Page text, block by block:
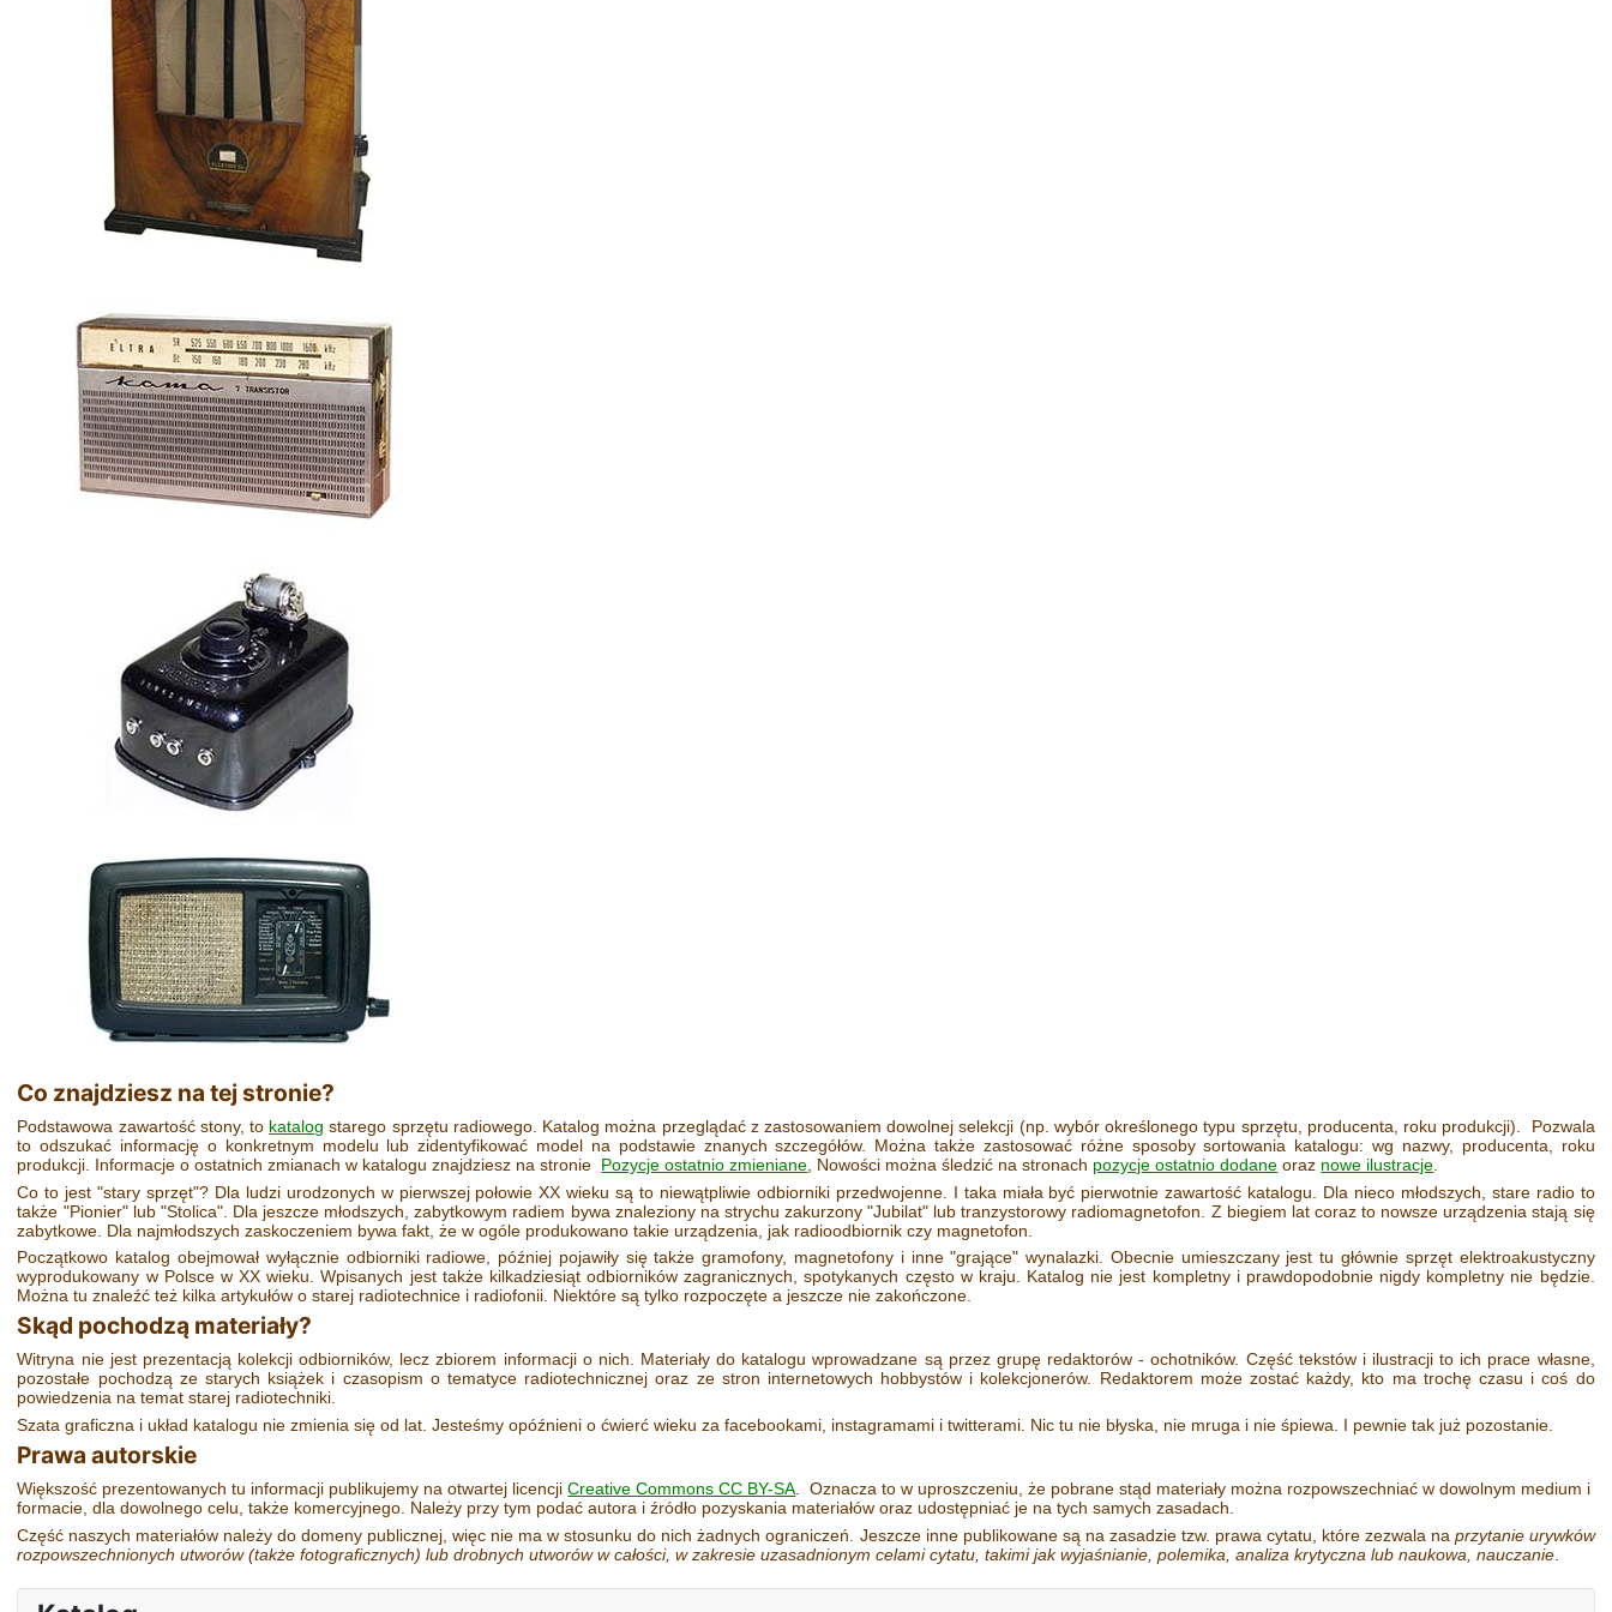
Co znajdziesz na tej stronie?
Podstawowa zawartość stony, to katalog starego sprzętu radiowego. Katalog można przeglądać z zastosowaniem dowolnej selekcji (np. wybór określonego typu sprzętu, producenta, roku produkcji). Pozwala
to odszukać informację o konkretnym modelu lub zidentyfikować model na podstawie znanych szczegółów. Można także zastosować różne sposoby sortowania katalogu: wg nazwy, producenta, roku
produkcji. Informacje o ostatnich zmianach w katalogu znajdziesz na stronie Pozycje ostatnio zmieniane, Nowości można śledzić na stronach pozycje ostatnio dodane oraz nowe ilustracje.
Co to jest "stary sprzęt"? Dla ludzi urodzonych w pierwszej połowie XX wieku są to niewątpliwie odbiorniki przedwojenne. I taka miała być pierwotnie zawartość katalogu. Dla nieco młodszych, stare radio to
także "Pionier" lub "Stolica". Dla jeszcze młodszych, zabytkowym radiem bywa znaleziony na strychu zakurzony "Jubilat" lub tranzystorowy radiomagnetofon. Z biegiem lat coraz to nowsze urządzenia stają się
zabytkowe. Dla najmłodszych zaskoczeniem bywa fakt, że w ogóle produkowano takie urządzenia, jak radioodbiornik czy magnetofon.
Początkowo katalog obejmował wyłącznie odbiorniki radiowe, później pojawiły się także gramofony, magnetofony i inne "grające" wynalazki. Obecnie umieszczany jest tu głównie sprzęt elektroakustyczny
wyprodukowany w Polsce w XX wieku. Wpisanych jest także kilkadziesiąt odbiorników zagranicznych, spotykanych często w kraju. Katalog nie jest kompletny i prawdopodobnie nigdy kompletny nie będzie.
Można tu znaleźć też kilka artykułów o starej radiotechnice i radiofonii. Niektóre są tylko rozpoczęte a jeszcze nie zakończone.
Skąd pochodzą materiały?
Witryna nie jest prezentacją kolekcji odbiorników, lecz zbiorem informacji o nich. Materiały do katalogu wprowadzane są przez grupę redaktorów - ochotników. Część tekstów i ilustracji to ich prace własne,
pozostałe pochodzą ze starych książek i czasopism o tematyce radiotechnicznej oraz ze stron internetowych hobbystów i kolekcjonerów. Redaktorem może zostać każdy, kto ma trochę czasu i coś do
powiedzenia na temat starej radiotechniki.
Szata graficzna i układ katalogu nie zmienia się od lat. Jesteśmy opóźnieni o ćwierć wieku za facebookami, instagramami i twitterami. Nic tu nie błyska, nie mruga i nie śpiewa. I pewnie tak już pozostanie.
Prawa autorskie
Większość prezentowanych tu informacji publikujemy na otwartej licencjiCreative Commons CC BY-SA. Oznacza to w uproszczeniu, że pobrane stąd materiały można rozpowszechniać w dowolnym medium i
formacie, dla dowolnego celu, także komercyjnego. Należy przy tym podać autora i źródło pozyskania materiałów oraz udostępniać je na tych samych zasadach.
Część naszych materiałów należy do domeny publicznej, więc nie ma w stosunku do nich żadnych ograniczeń. Jeszcze inne publikowane są na zasadzie tzw. prawa cytatu, które zezwala na przytanie urywków
rozpowszechnionych utworów(także fotograficznych)lub drobnych utworów w całości, w zakresie uzasadnionym celami cytatu, takimi jak wyjaśnianie, polemika, analiza krytyczna lub naukowa, nauczanie